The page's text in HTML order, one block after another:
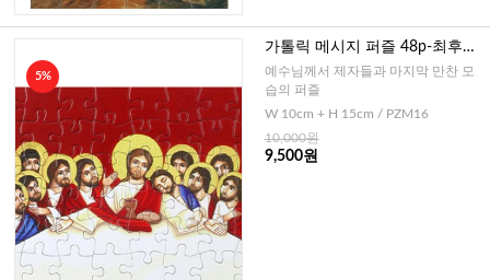
5%
가톨릭 메시지 퍼즐 48p-최후의
만찬(이태리)
예수님께서 제자들과 마지막 만찬 모
습의 퍼즐
W 10cm + H 15cm / PZM16
10,000원
9,500원